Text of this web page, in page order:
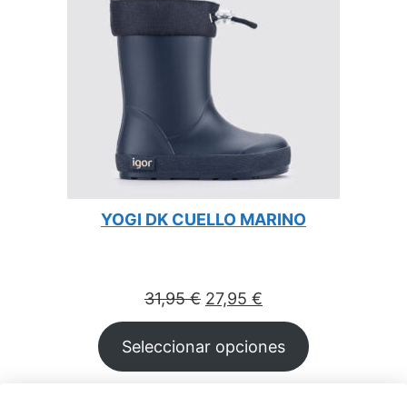
YOGI DK CUELLO MARINO
31,95€ El
precio
original
era:
27,95 €
precio
actual
es:
Seleccionar opciones